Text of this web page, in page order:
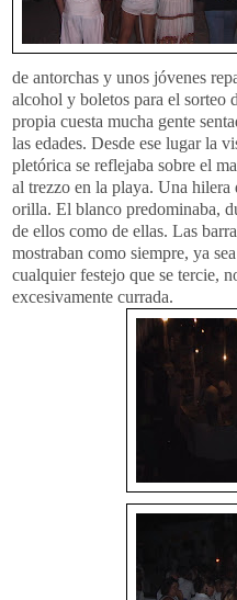
de antorchas y unos jóvenes
alcohol y boletos para el sorteo
propia cuesta mucha gente
las edades. Desde ese lugar la
pletórica se reflejaba sobre el
al trezzo en la playa. Una hilera
orilla. El blanco predominaba,
de ellos como de ellas. Las
mostraban como siempre, ya
cualquier festejo que se tercie,
excesivamente currada.